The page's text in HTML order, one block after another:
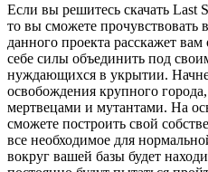
Если вы решитесь скачать Last
то вы сможете прочувствовать
данного проекта расскажет
себе силы объединить под
нуждающихся в укрытии.
освобождения крупного
мертвецами и мутантами. На
сможете построить свой
все необходимое для
вокруг вашей базы будет